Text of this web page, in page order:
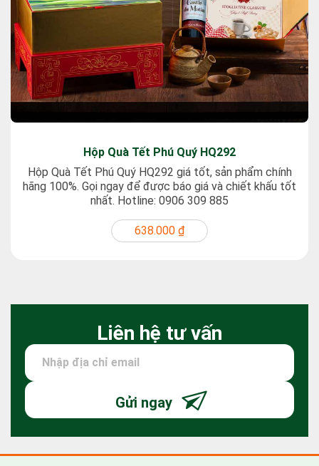
Hộp Quà Tết Phú Quý HQ292
Hộp Quà Tết Phú Quý HQ292 giá tốt, sản phẩm chính
hãng 100%. Gọi ngay để được báo giá và chiết khấu tốt
nhất. Hotline: 0906 309 885
638.000 ₫
Liên hệ tư vấn
Gửi ngay